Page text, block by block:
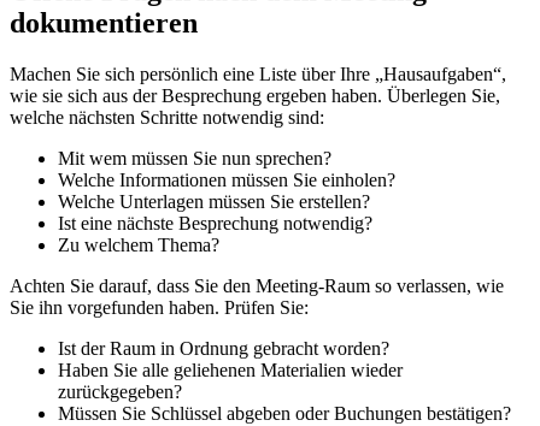
dokumentieren
Machen Sie sich persönlich eine Liste über Ihre „Hausaufgaben“,
wie sie sich aus der Besprechung ergeben haben. Überlegen Sie,
welche nächsten Schritte notwendig sind:
Mit wem müssen Sie nun sprechen?
Welche Informationen müssen Sie einholen?
Welche Unterlagen müssen Sie erstellen?
Ist eine nächste Besprechung notwendig?
Zu welchem Thema?
Achten Sie darauf, dass Sie den Meeting-Raum so verlassen, wie
Sie ihn vorgefunden haben. Prüfen Sie:
Ist der Raum in Ordnung gebracht worden?
Haben Sie alle geliehenen Materialien wieder
zurückgegeben?
Müssen Sie Schlüssel abgeben oder Buchungen bestätigen?